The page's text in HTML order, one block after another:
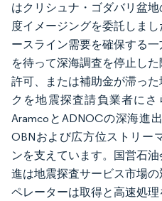
はクリシュナ・ゴダバリ盆
度イメージングを委託しま
ースライン需要を確保する
を待って深海調査を停止し
許可、または補助金が滞っ
クを地震探査請負業者にさ
AramcoとADNOCの深海進
OBNおよび広方位ストリー
ンを支えています。国営石
進は地震探査サービス市場
ペレーターは取得と高速処